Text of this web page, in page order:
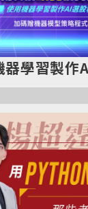
學習製作